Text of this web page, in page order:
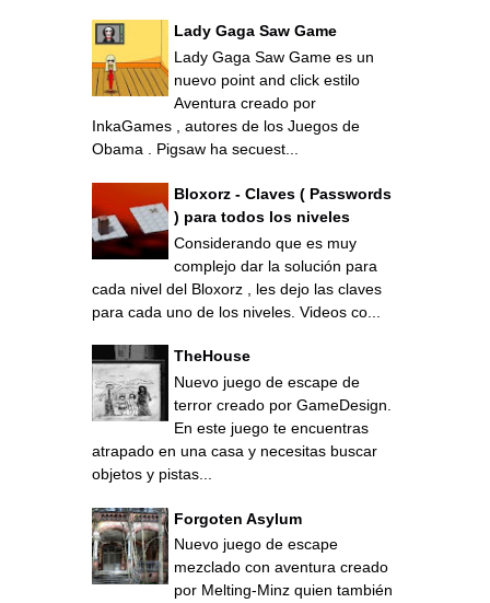
Lady Gaga Saw Game
Lady Gaga Saw Game es un
nuevo point and click estilo
Aventura creado por
InkaGames , autores de los Juegos de
Obama . Pigsaw ha secuest...
Bloxorz - Claves ( Passwords
) para todos los niveles
Considerando que es muy
complejo dar la solución para
cada nivel del Bloxorz , les dejo las claves
para cada uno de los niveles. Videos co...
TheHouse
Nuevo juego de escape de
terror creado por GameDesign.
En este juego te encuentras
atrapado en una casa y necesitas buscar
objetos y pistas...
Forgoten Asylum
Nuevo juego de escape
mezclado con aventura creado
por Melting-Minz quien también